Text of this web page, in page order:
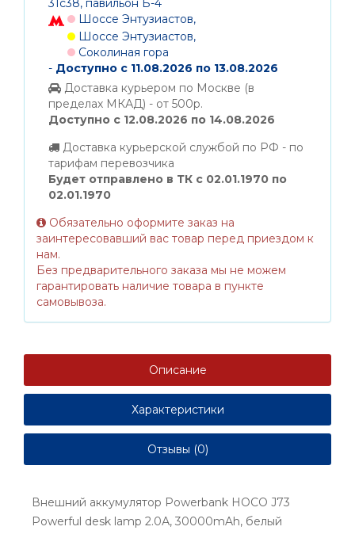
31с38, павильон Б-4
Шоссе Энтузиастов,
Шоссе Энтузиастов,
Соколиная гора
- Доступно с 11.08.2026 по 13.08.2026
Доставка курьером по Москве (в
пределах МКАД) - от 500р.
Доступно с 12.08.2026 по 14.08.2026
Доставка курьерской службой по РФ - по
тарифам перевозчика
Будет отправлено в ТК с 02.01.1970 по
02.01.1970
Обязательно оформите заказ на
заинтересовавший вас товар перед приездом к
нам.
Без предварительного заказа мы не можем
гарантировать наличие товара в пункте
самовывоза.
Описание
Характеристики
Отзывы (0)
Внешний аккумулятор Powerbank HOCO J73
Powerful desk lamp 2.0А, 30000mAh, белый